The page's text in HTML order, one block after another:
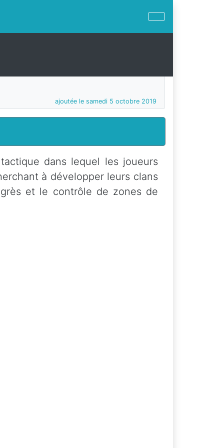
ajoutée le samedi 5 octobre 2019
dans lequel les joueurs
à développer leurs clans
et le contrôle de zones de